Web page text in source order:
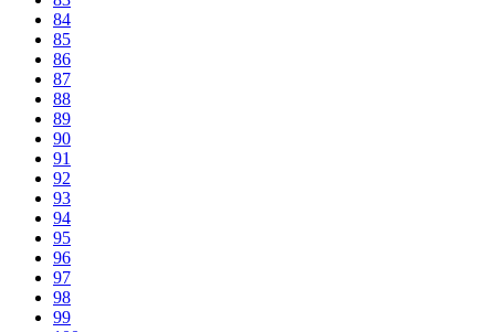
84
85
86
87
88
89
90
91
92
93
94
95
96
97
98
99